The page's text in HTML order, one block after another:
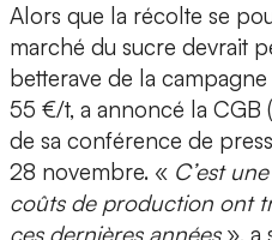
Alors que la récolte se
marché du sucre devrait
betterave de la
55 €/t, a annoncé la CGB
de sa conférence de
28 novembre. « C’est
coûts de production ont
ces dernières années», a